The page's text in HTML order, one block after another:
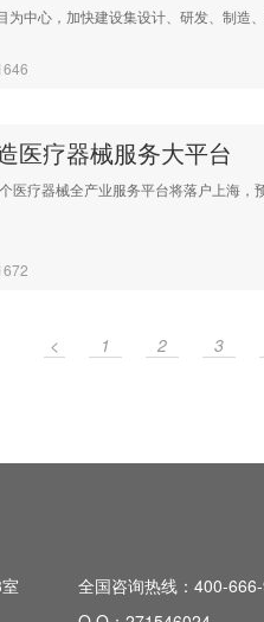
为中心，加快建设集设计、研发、制造
医疗器械服务大平台
疗器械全产业服务平台将落户上海，预
< 1 2 3
全国咨询热线：400-